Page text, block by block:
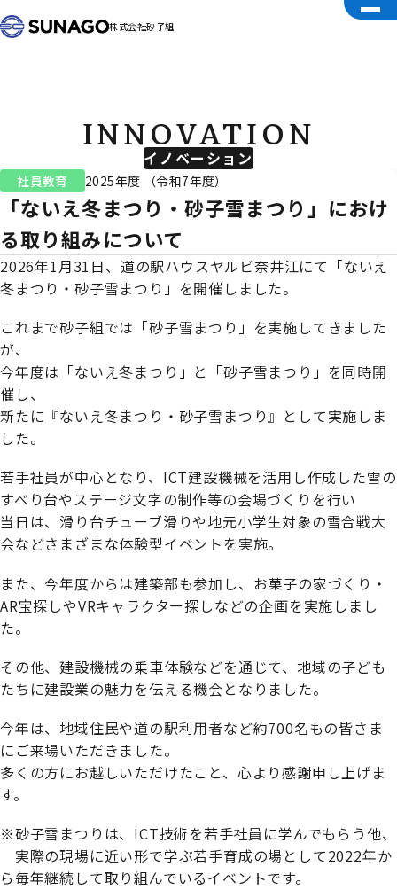
株式会社砂子組
イノベーション
INNOVATION
社員教育 2025年度 （令和7年度）
「ないえ冬まつり・砂子雪まつり」におけ
る取り組みについて
2026年1月31日、道の駅ハウスヤルビ奈井江にて「ないえ
冬まつり・砂子雪まつり」を開催しました。
これまで砂子組では「砂子雪まつり」を実施してきました
が、
今年度は「ないえ冬まつり」と「砂子雪まつり」を同時開
催し、
新たに『ないえ冬まつり・砂子雪まつり』として実施しま
した。
若⼿社員が中⼼となり、ICT建設機械を活⽤し作成した雪の
すべり台やステージ⽂字の制作等の会場づくりを行い
当日は、滑り台チューブ滑りや地元⼩学⽣対象の雪合戦大
会などさまざまな体験型イベントを実施。
また、今年度からは建築部も参加し、お菓子の家づくり・
AR宝探しやVRキャラクター探しなどの企画を実施しまし
た。
その他、建設機械の乗車体験などを通じて、地域の子ども
たちに建設業の魅力を伝える機会となりました。
今年は、地域住民や道の駅利用者など約700名もの皆さま
にご来場いただきました。
多くの方にお越しいただけたこと、心より感謝申し上げま
す。
※砂⼦雪まつりは、ICT技術を若⼿社員に学んでもらう他、
実際の現場に近い形で学ぶ若手育成の場として2022年か
ら毎年継続して取り組んでいるイベントです。